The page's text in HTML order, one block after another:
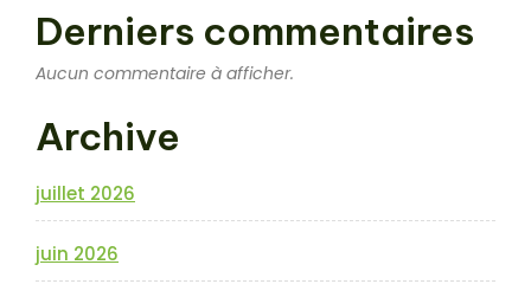
Derniers commentaires
Aucun commentaire à afficher.
Archive
juillet 2026
juin 2026